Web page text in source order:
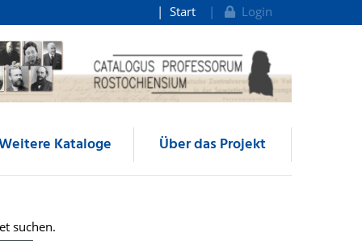
Start Login
Kataloge Über das Projekt
suchen.